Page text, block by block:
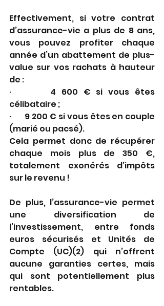
Effectivement, si votre contrat
d’assurance-vie a plus de 8 ans,
vous pouvez profiter chaque
année d’un abattement de plus-
value sur vos rachats à hauteur
de :
·       4 600 € si vous êtes
célibataire ;
·       9 200 € si vous êtes en couple
(marié ou pacsé).
Cela permet donc de récupérer
chaque mois plus de 350 €,
totalement exonérés d’impôts
sur le revenu !
De plus, l’assurance-vie permet
une diversification de
l’investissement, entre fonds
euros sécurisés et Unités de
Compte (UC)(2) qui n’offrent
aucune garanties certes, mais
qui sont potentiellement plus
rentables.